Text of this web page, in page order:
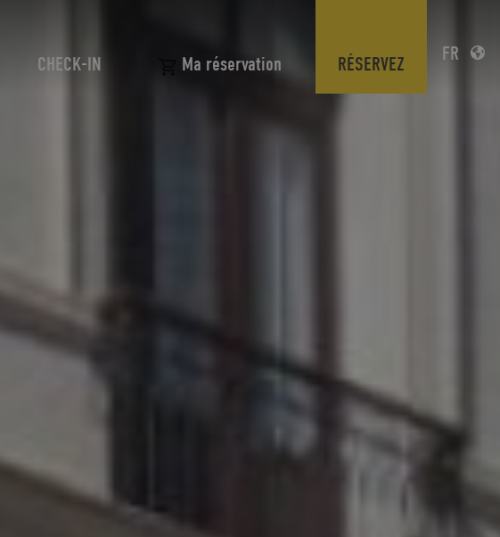
CHECK-IN Ma réservation RÉSERVEZ FR